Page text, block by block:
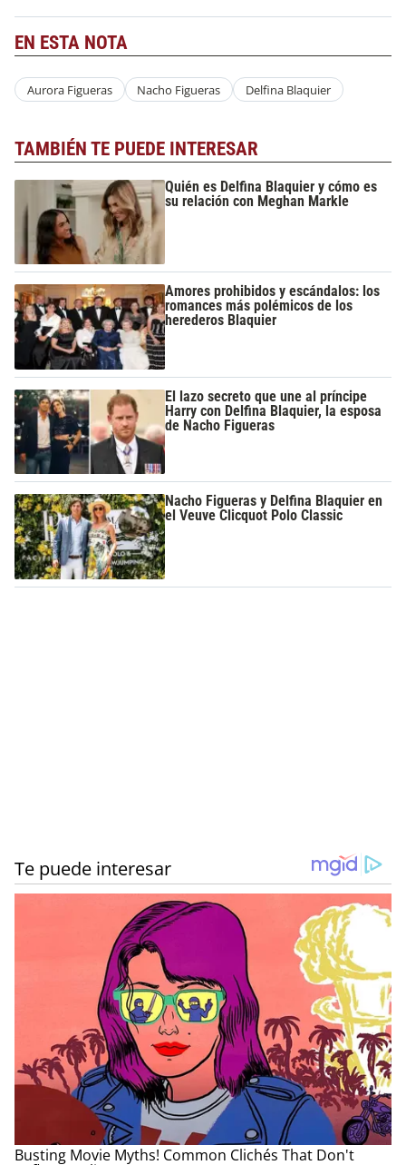
EN ESTA NOTA
Aurora Figueras Nacho Figueras Delfina Blaquier
TAMBIÉN TE PUEDE INTERESAR
Quién es Delfina Blaquier y cómo es
su relación con Meghan Markle
Amores prohibidos y escándalos: los
romances más polémicos de los
herederos Blaquier
El lazo secreto que une al príncipe
Harry con Delfina Blaquier, la esposa
de Nacho Figueras
Nacho Figueras y Delfina Blaquier en
el Veuve Clicquot Polo Classic